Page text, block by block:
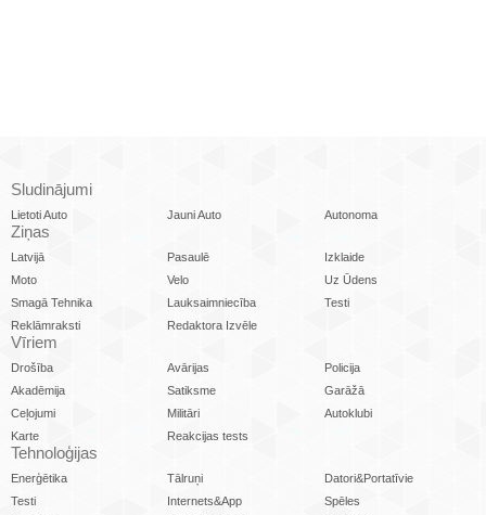
Sludinājumi
Lietoti Auto Jauni Auto Autonoma
Ziņas
Latvijā Pasaulē
Izklaide
Moto
Velo
Uz Ūdens
Smagā Tehnika
Lauksaimniecība
Testi
Reklāmraksti
Redaktora Izvēle
Vīriem
Drošība Avārijas
Policija
Akadēmija
Satiksme
Garāžā
Ceļojumi
Militāri
Autoklubi
Karte
Reakcijas tests
Tehnoloģijas
Enerģētika Tālruņi
Datori&Portatīvie
Testi
Internets&App
Spēles